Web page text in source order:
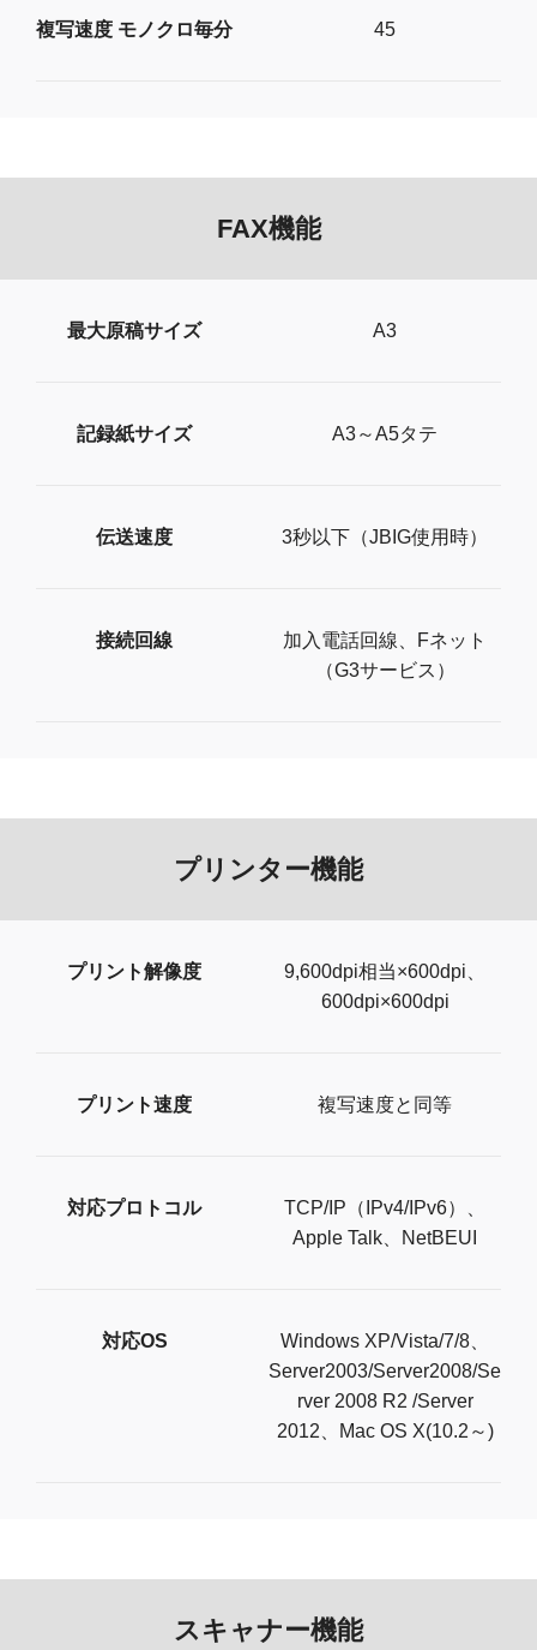
複写速度 モノクロ毎分 45
FAX機能
最大原稿サイズ A3
記録紙サイズ A3～A5タテ
伝送速度 3秒以下（JBIG使用時）
接続回線
加入電話回線、Fネット
（G3サービス）
プリンター機能
プリント解像度
9,600dpi相当×600dpi、
600dpi×600dpi
プリント速度 複写速度と同等
対応プロトコル
TCP/IP（IPv4/IPv6）、
Apple Talk、NetBEUI
対応OS
Windows XP/Vista/7/8、
Server2003/Server2008/Se
rver 2008 R2 /Server
2012、Mac OS X(10.2～)
スキャナー機能